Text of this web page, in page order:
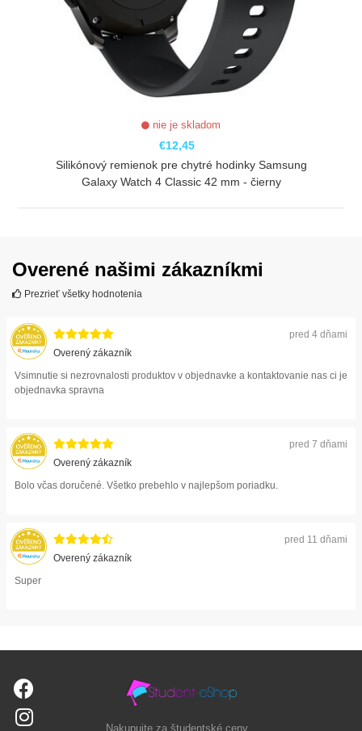
nie je skladom
€12,45
Silikónový remienok pre chytré hodinky Samsung
Galaxy Watch 4 Classic 42 mm - čierny
Overené našimi zákazníkmi
Prezrieť všetky hodnotenia
pred 4 dňami
Overený zákazník
Vsimnutie si nezrovnalosti produktov v objednavke a kontaktovanie nas ci je
objednavka spravna
pred 7 dňami
Overený zákazník
Bolo včas doručené. Všetko prebehlo v najlepšom poriadku.
pred 11 dňami
Overený zákazník
Super
Nakupujte za študentské ceny...